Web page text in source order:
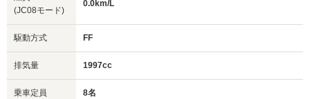
(JC08モード)
0.0km/L
駆動方式 FF
排気量 1997cc
乗車定員 8名